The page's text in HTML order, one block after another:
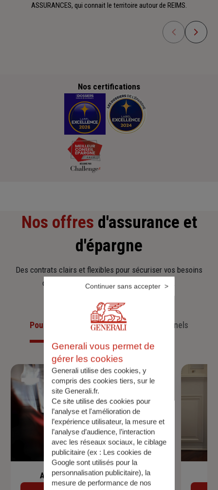
ASSURANCES, qui connait le territoire autour de REIMS.
Nos certifications
Nos offres d'assurance et
d'épargne
Des contrats clairs et flexibles pour sécuriser vos besoins
d’aujourd’hui et anticiper ceux de demain.
Pour les particuliersPour les professionnels
Assurance de prêt immobilier
Generali vous permet de
gérer les cookies
Generali utilise des cookies, y
compris des cookies tiers, sur le
site Generali.fr.
Ce site utilise des cookies pour
l’analyse et l'amélioration de
l’expérience utilisateur, la mesure et
l’analyse d’audience, l’interaction
avec les réseaux sociaux, le ciblage
publicitaire (ex : Les cookies de
Google sont utilisés pour la
personnalisation publicitaire), la
mesure de performance de nos
Continuer sans accepter